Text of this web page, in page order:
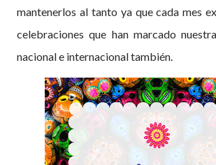
mantenerlos al tanto ya que cada mes
celebraciones que han marcado
nacional e internacional también.